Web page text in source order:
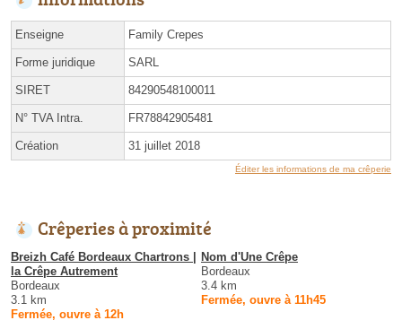
Enseigne Family Crepes
Forme juridique SARL
SIRET 84290548100011
N° TVA Intra. FR78842905481
Création 31 juillet 2018
Éditer les informations de ma crêperie
Crêperies à proximité
Breizh Café Bordeaux Chartrons |
la Crêpe Autrement
Bordeaux
3.1 km
Fermée, ouvre à 12h
Nom d'Une Crêpe
Bordeaux
3.4 km
Fermée, ouvre à 11h45